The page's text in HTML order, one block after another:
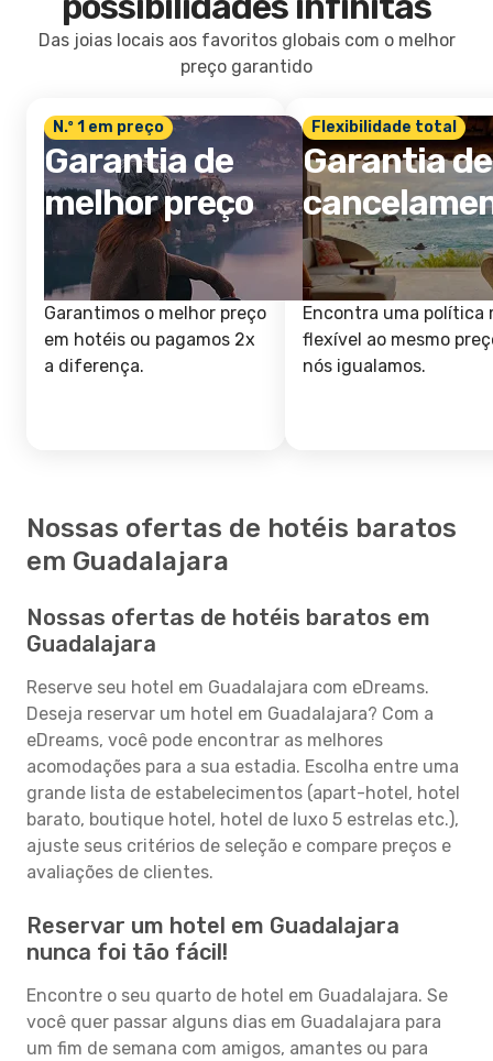
Das joias locais aos favoritos globais com o melhor
preço garantido
N.º 1 em preço
Garantia de
melhor preço
Garantimos o melhor preço
em hotéis ou pagamos 2x
a diferença.
Flexibilidade total
Garantia de
Encontra uma política
flexível ao mesmo
nós igualamos.
Nossas ofertas de hotéis baratos
em Guadalajara
Nossas ofertas de hotéis baratos em
Guadalajara
Reserve seu hotel em Guadalajara com eDreams.
Deseja reservar um hotel em Guadalajara? Com a
eDreams, você pode encontrar as melhores
acomodações para a sua estadia. Escolha entre uma
grande lista de estabelecimentos (apart-hotel, hotel
barato, boutique hotel, hotel de luxo 5 estrelas etc.),
ajuste seus critérios de seleção e compare preços e
avaliações de clientes.
Reservar um hotel em Guadalajara
nunca foi tão fácil!
Encontre o seu quarto de hotel em Guadalajara. Se
você quer passar alguns dias em Guadalajara para
um fim de semana com amigos, amantes ou para